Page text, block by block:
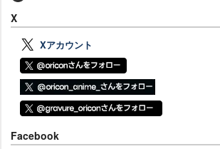
X
Xアカウント
Facebook